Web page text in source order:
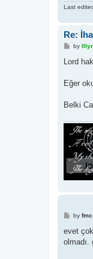
Last
Re:
P
s
by
Lord
Eğer
Belki
P
s
by fmc
evet
olmadı.